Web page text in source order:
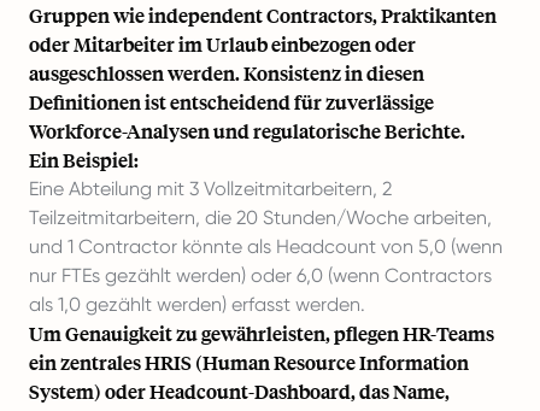
Gruppen wieindependent Contractors, Praktikanten
oder Mitarbeiter im Urlaub einbezogen oder
ausgeschlossen werden. Konsistenz in diesen
Definitionen ist entscheidend für zuverlässige
Workforce-Analysen und regulatorische Berichte.
Ein Beispiel:
Eine Abteilung mit 3 Vollzeitmitarbeitern, 2
Teilzeitmitarbeitern, die 20 Stunden/Woche arbeiten,
und 1 Contractor könnte als Headcount von 5,0 (wenn
nur FTEs gezählt werden) oder 6,0 (wenn Contractors
als 1,0 gezählt werden) erfasst werden.
Um Genauigkeit zu gewährleisten, pflegen HR-Teams
ein zentralesHRIS (Human Resource Information
System)oder Headcount-Dashboard, das Name,